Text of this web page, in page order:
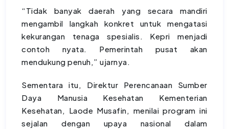
“Tidak banyak daerah yang secara mandiri
mengambil langkah konkret untuk mengatasi
kekurangan tenaga spesialis. Kepri menjadi
contoh nyata. Pemerintah pusat akan
mendukung penuh,” ujarnya.
Sementara itu, Direktur Perencanaan Sumber
Daya Manusia Kesehatan Kementerian
Kesehatan, Laode Musafin, menilai program ini
sejalan dengan upaya nasional dalam